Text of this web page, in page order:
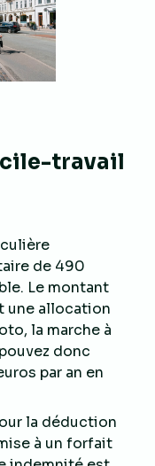
travail
de 490
Le montant
une allocation
la marche à
donc
par an en
la déduction
à un forfait